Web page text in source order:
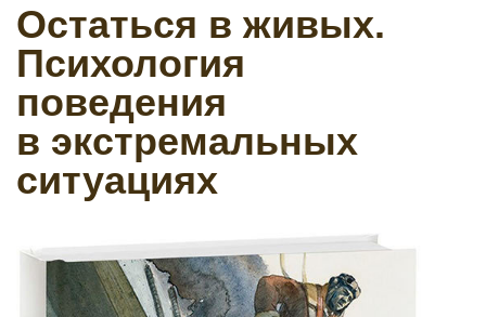
Остаться в живых.
Психология
поведения
в экстремальных
ситуациях